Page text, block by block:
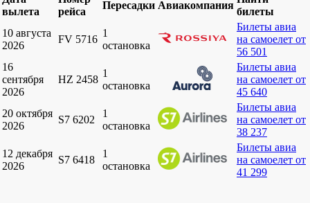
вылета
рейса
Пересадки Авиакомпания
билеты
10 августа
2026
FV 5716
1
остановка
Билеты авиа
на самоелет от
56 501
16
сентября
2026
HZ 2458
1
остановка
Билеты авиа
на самоелет от
45 640
20 октября
2026
S7 6202
1
остановка
Билеты авиа
на самоелет от
38 237
12 декабря
2026
S7 6418
1
остановка
Билеты авиа
на самоелет от
41 299